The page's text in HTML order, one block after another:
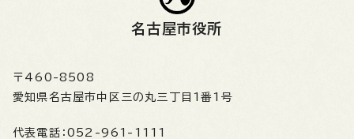
名古屋市役所
〒460-8508
愛知県名古屋市中区三の丸三丁目1番1号
代表電話： 052-961-1111